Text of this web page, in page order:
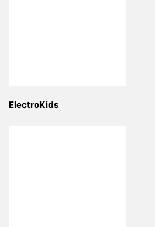
ElectroKids